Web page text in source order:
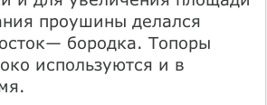
проушины делался
бородка. Топоры
используются и в